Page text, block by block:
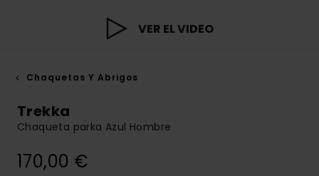
VER EL VIDEO
Chaquetas Y Abrigos
Trekka
Chaqueta parka Azul Hombre
170,00 €